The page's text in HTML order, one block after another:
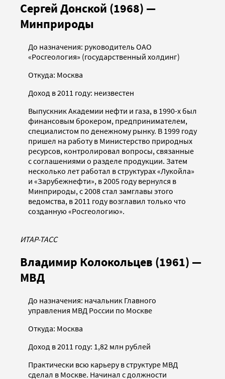
Сергей Донской (1968) —
Минприроды
До назначения: руководитель ОАО
«Росгеология» (государственный холдинг)
Откуда: Москва
Доход в 2011 году: неизвестен
Выпускник Академии нефти и газа, в 1990-х был
финансовым брокером, предпринимателем,
специалистом по денежному рынку. В 1999 году
пришел на работу в Министерство природных
ресурсов, контролировал вопросы, связанные
с соглашениями о разделе продукции. Затем
несколько лет работал в структурах «Лукойла»
и «Зарубежнефти», в 2005 году вернулся в
Минприроды, с 2008 стал замглавы этого
ведомства, в 2011 году возглавил только что
созданную «Росгеологию».
ИТАР-ТАСС
Владимир Колокольцев (1961) —
МВД
До назначения: начальник Главного
управления МВД России по Москве
Откуда: Москва
Доход в 2011 году: 1,82 млн рублей
Практически всю карьеру в структуре МВД
сделал в Москве. Начинал с должности